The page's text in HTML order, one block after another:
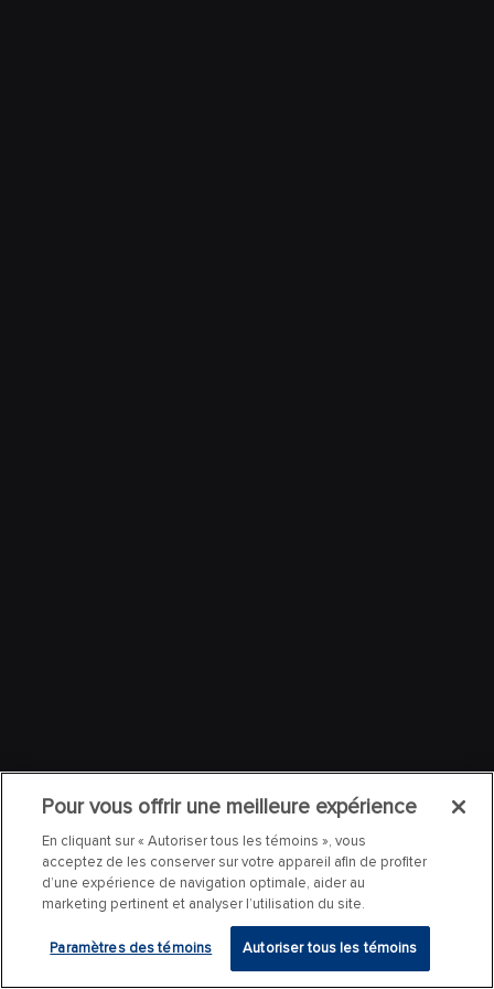
Pour vous offrir une meilleure expérience
En cliquant sur « Autoriser tous les témoins », vous
acceptez de les conserver sur votre appareil afin de profiter
d’une expérience de navigation optimale, aider au
marketing pertinent et analyser l’utilisation du site.
Paramètres des témoins Autoriser tous les témoins